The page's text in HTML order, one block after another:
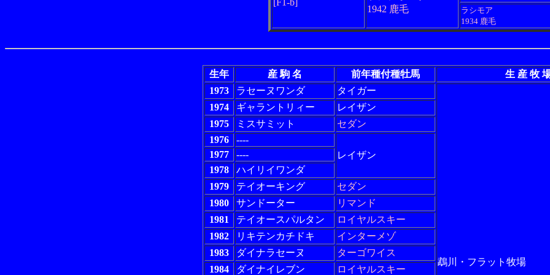
[F1-b]
1942 鹿毛
ラシモア
1934 鹿毛
生年 産 駒 名 前年種付種牡馬
生 産 牧
1973
ラセーヌワンダ タイガー
鵡川・フラット牧場
1974 ギャラントリィー
レイザン
1975
ミスサミット
セダン
1976
----
レイザン
1977
----
1978
ハイリイワンダ
1979
テイオーキング
セダン
1980
サンドーター
リマンド
1981
テイオースパルタン
ロイヤルスキー
1982
リキテンカチドキ
インターメゾ
1983
ダイナラセーヌ
ターゴワイス
1984
ダイナイレブン ロイヤルスキー